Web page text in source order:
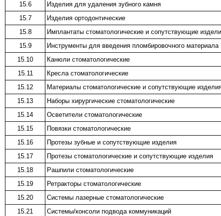
15.6
Изделия для удаления зубного камня
15.7
Изделия ортодонтические
15.8
Имплантаты стоматологические и сопутствующие
15.9
Инструменты для введения пломбировочного материала
15.10
Канюли стоматологические
15.11
Кресла стоматологические
15.12
Материалы стоматологические и сопутствующие
15.13
Наборы хирургические стоматологические
15.14
Осветители стоматологические
15.15
Повязки стоматологические
15.16
Протезы зубные и сопутствующие изделия
15.17
Протезы стоматологические и сопутствующие изделия
15.18
Рашпили стоматологические
15.19
Ретракторы стоматологические
15.20
Системы лазерные стоматологические
15.21
Системы/консоли подвода коммуникаций